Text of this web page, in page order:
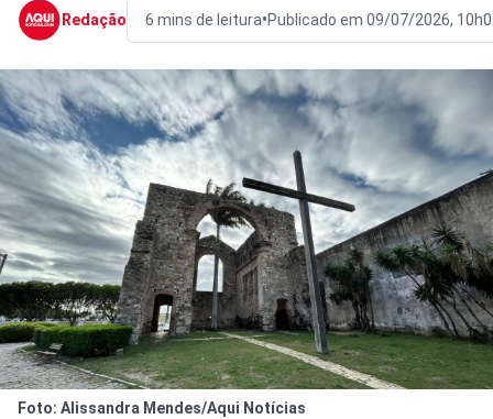
Redação 6 mins de leitura•Publicado em 09/07/2026,
Foto: Alissandra Mendes/Aqui Notícias